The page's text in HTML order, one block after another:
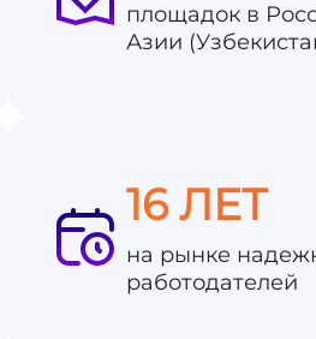
площадок в
Азии
16 ЛЕТ
на рынке
работодателей